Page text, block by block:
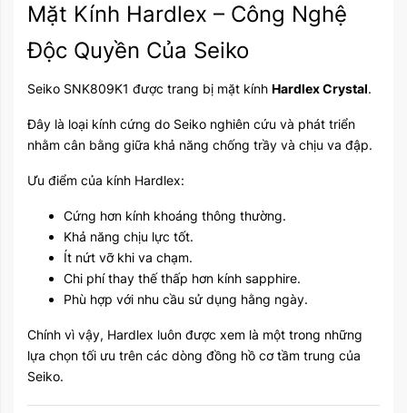
Mặt Kính Hardlex – Công Nghệ
Độc Quyền Của Seiko
Seiko SNK809K1 được trang bị mặt kính Hardlex Crystal.
Đây là loại kính cứng do Seiko nghiên cứu và phát triển
nhằm cân bằng giữa khả năng chống trầy và chịu va đập.
Ưu điểm của kính Hardlex:
Cứng hơn kính khoáng thông thường.
Khả năng chịu lực tốt.
Ít nứt vỡ khi va chạm.
Chi phí thay thế thấp hơn kính sapphire.
Phù hợp với nhu cầu sử dụng hằng ngày.
Chính vì vậy, Hardlex luôn được xem là một trong những
lựa chọn tối ưu trên các dòng đồng hồ cơ tầm trung của
Seiko.